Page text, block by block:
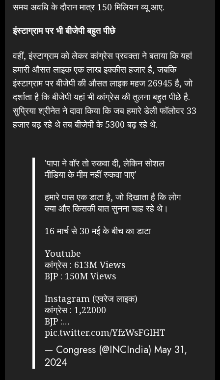
समय अवधि के दौरान मात्र 150 मिलियन व्यू आए.
इंस्टाग्राम पर भी बीजेपी बहुत पीछे
वहीं, इंस्टाग्राम को लेकर कांग्रेस प्रवक्ता ने बताया कि यहां
हमारी औसत लाइक एक लाख इक्कीस हजार है, जबकि
इंस्टाग्राम पर बीजेपी की औसत लाइक महज 26945 है, जो
दर्शाता है कि बीजेपी यहां भी कांग्रेस की तुलना बहुत पीछे है.
सुप्रिया श्रीनेत ने दावा किया कि जब हमारे डेली फॉलोवर 33
हजार बढ़ रहे थे तब बीजेपी के 5300 बढ़ रहे थे.
'पापा ने वॉर तो रुकवा दी, लेकिन सोशल
मीडिया के मीम नहीं रुकवा पाए'
हमारे पास एक डाटा है, जो दिखाता है कि लोग
क्या और किसकी बात सुनना चाह रहे थे।
16 मार्च से 30 मई के बीच का डाटा
Youtube
कांग्रेस : 613M Views
BJP : 150M Views
Instagram (एवरेज लाइक)
कांग्रेस : 1,22000
BJP :…
pic.twitter.com/YfzWsFGlHT
— Congress (@INCIndia)May 31,
2024